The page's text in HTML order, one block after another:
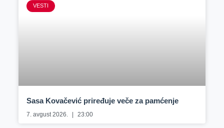
VESTI
Sasa Kovačević priređuje veče za pamćenje
7. avgust 2026. 23:00